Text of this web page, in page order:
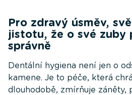
Pro zdravý úsměv,
jistotu, že o své zuby
správně
Dentální hygiena není jen o
kamene. Je to péče, která
dlouhodobě, zmírňuje záněty,